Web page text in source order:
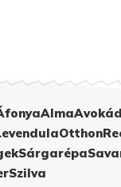
Alma
Otthon
Sárgarépa
Szilva